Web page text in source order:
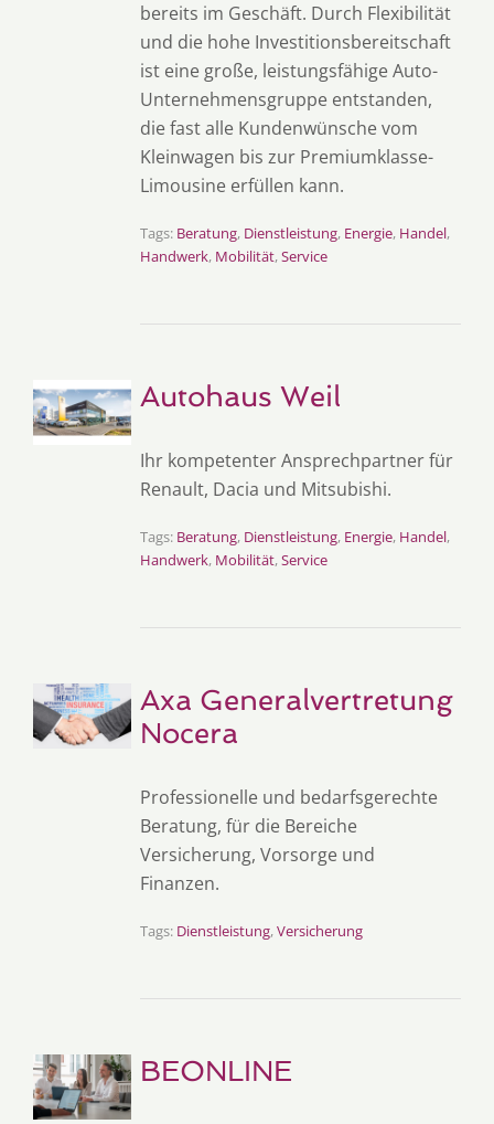
bereits im Geschäft. Durch Flexibilität
und die hohe Investitionsbereitschaft
ist eine große, leistungsfähige Auto-
Unternehmensgruppe entstanden,
die fast alle Kundenwünsche vom
Kleinwagen bis zur Premiumklasse-
Limousine erfüllen kann.
Tags: Beratung, Dienstleistung, Energie, Handel,
Handwerk, Mobilität,Service
Autohaus Weil
Ihr kompetenter Ansprechpartner für
Renault, Dacia und Mitsubishi.
Tags: Beratung, Dienstleistung, Energie, Handel,
Handwerk, Mobilität,Service
Axa Generalvertretung
Nocera
Professionelle und bedarfsgerechte
Beratung, für die Bereiche
Versicherung, Vorsorge und
Finanzen.
Tags: Dienstleistung,Versicherung
BEONLINE